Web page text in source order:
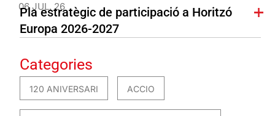
06 JUL. 26
Pla estratègic de participació a Horitzó
Europa 2026-2027
Categories
120 ANIVERSARI ACCIO